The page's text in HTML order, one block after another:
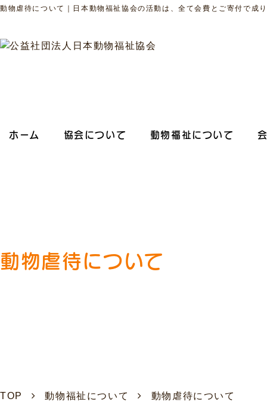
動物虐待について｜日本動物福祉協会の活動は、全て会費とご寄付で成
ホーム 協会について 動物福祉について
動物虐待について
TOP 動物福祉について 動物虐待について